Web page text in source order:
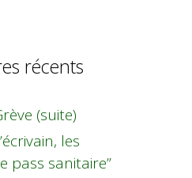
récents
(suite)
les
pass sanitaire”